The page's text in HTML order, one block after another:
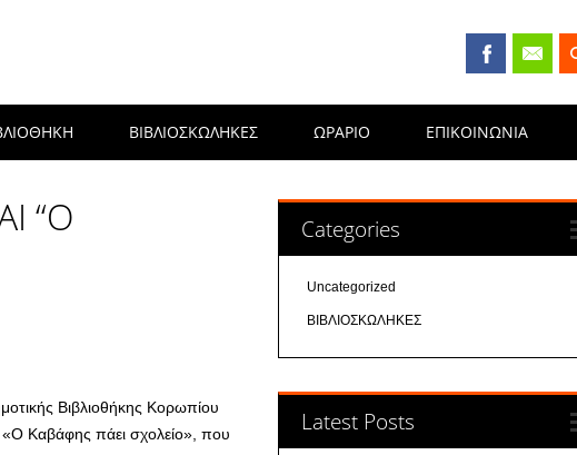
ΒΙΒΛΙΟΣΚΩΛΗΚΕΣ ΩΡΑΡΙΟ ΕΠΙΚΟΙΝΩΝΊΑ
“Ο
Βιβλιοθήκης Κορωπίου
«Ο Καβάφης πάει σχολείο», που
Categories
Uncategorized
ΒΙΒΛΙΟΣΚΩΛΗΚΕΣ
Latest Posts